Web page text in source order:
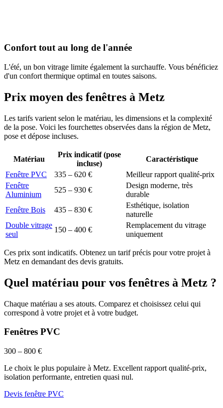
Confort tout au long de l'année
L'été, un bon vitrage limite également la surchauffe. Vous bénéficiez
d'un confort thermique optimal en toutes saisons.
Prix moyen des fenêtres à Metz
Les tarifs varient selon le matériau, les dimensions et la complexité
de la pose. Voici les fourchettes observées dans la région de Metz,
pose et dépose incluses.
Matériau
Prix indicatif (pose
incluse)
Caractéristique
Fenêtre PVC
335 – 620 €
Meilleur rapport qualité-prix
Fenêtre
Aluminium
525 – 930 €
Design moderne, très
durable
Fenêtre Bois
435 – 830 €
Esthétique, isolation
naturelle
Double vitrage
seul
150 – 400 €
Remplacement du vitrage
uniquement
Ces prix sont indicatifs. Obtenez un tarif précis pour votre projet à
Metz en demandant des devis gratuits.
Quel matériau pour vos fenêtres à Metz ?
Chaque matériau a ses atouts. Comparez et choisissez celui qui
correspond à votre projet et à votre budget.
Fenêtres PVC
300 – 800 €
Le choix le plus populaire à Metz. Excellent rapport qualité-prix,
isolation performante, entretien quasi nul.
Devis fenêtre PVC